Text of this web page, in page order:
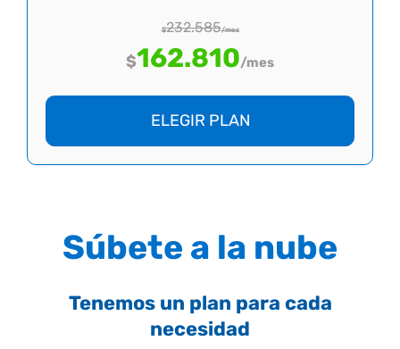
$232.585/mes
$162.810/mes
ELEGIR PLAN
Súbete a la nube
Tenemos un plan para cada
necesidad